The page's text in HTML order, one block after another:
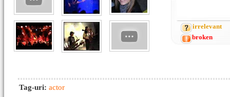
irrelevant
broken
Tag-uri: actor